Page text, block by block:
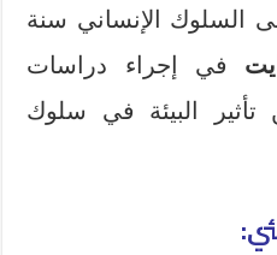
السلوك الإنساني سنة
في إجراء دراسات
البيئة في سلوك
: